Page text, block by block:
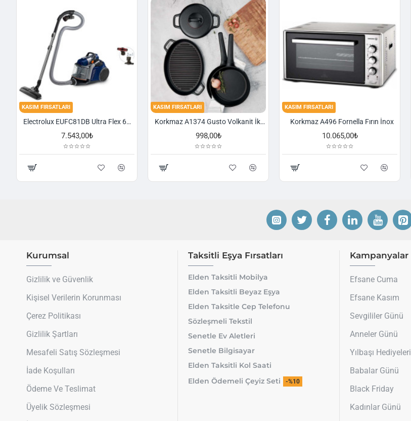
KASIM FIRSATLARI
Electrolux EUFC81DB Ultra Flex 650 W Toz Torbasız Süpürge
7.543,00₺
KASIM FIRSATLARI
Korkmaz A1374 Gusto Volkanit İki Kulplu Oval Tava
998,00₺
KASIM FIRSATLARI
Korkmaz A496 Fornella Fırın İnox
10.065,00₺
Kurumsal
Gizlilik ve Güvenlik
Kişisel Verilerin Korunması
Çerez Politikası
Gizlilik Şartları
Mesafeli Satış Sözleşmesi
İade Koşulları
Ödeme Ve Teslimat
Üyelik Sözleşmesi
Taksitli Eşya Fırsatları
Elden Taksitli Mobilya
Elden Taksitli Beyaz Eşya
Elden Taksitle Cep Telefonu
Sözleşmeli Tekstil
Senetle Ev Aletleri
Senetle Bilgisayar
Elden Taksitli Kol Saati
Elden Ödemeli Çeyiz Seti
-%10
Kampanyalar
Efsane Cuma
Efsane Kasım
Sevgililer Günü
Anneler Günü
Yılbaşı Hediyeleri
Babalar Günü
Black Friday
Kadınlar Günü